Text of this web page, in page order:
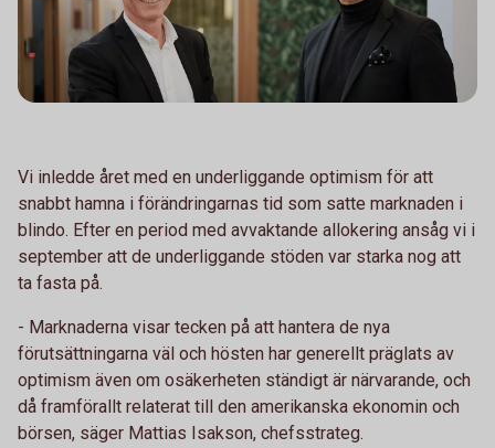
Vi inledde året med en underliggande optimism för att
snabbt hamna i förändringarnas tid som satte marknaden i
blindo. Efter en period med avvaktande allokering ansåg vi i
september att de underliggande stöden var starka nog att
ta fasta på.
- Marknaderna visar tecken på att hantera de nya
förutsättningarna väl och hösten har generellt präglats av
optimism även om osäkerheten ständigt är närvarande, och
då framförallt relaterat till den amerikanska ekonomin och
börsen, säger Mattias Isakson, chefsstrateg.